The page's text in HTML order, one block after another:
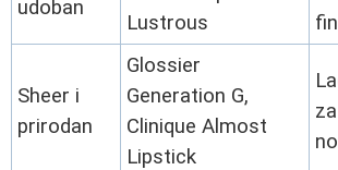
udoban
Lustrous
Sheer i
prirodan
Glossier
Generation G,
Clinique Almost
Lipstick